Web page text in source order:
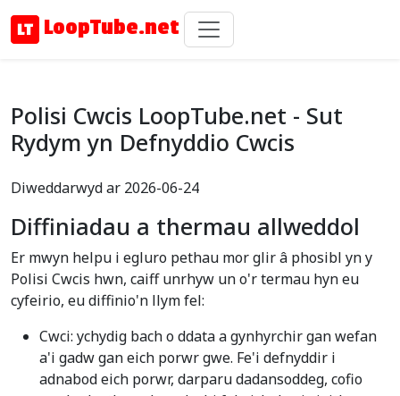
LoopTube.net
Polisi Cwcis LoopTube.net - Sut
Rydym yn Defnyddio Cwcis
Diweddarwyd ar 2026-06-24
Diffiniadau a thermau allweddol
Er mwyn helpu i egluro pethau mor glir â phosibl yn y
Polisi Cwcis hwn, caiff unrhyw un o'r termau hyn eu
cyfeirio, eu diffinio'n llym fel:
Cwci: ychydig bach o ddata a gynhyrchir gan wefan
a'i gadw gan eich porwr gwe. Fe'i defnyddir i
adnabod eich porwr, darparu dadansoddeg, cofio